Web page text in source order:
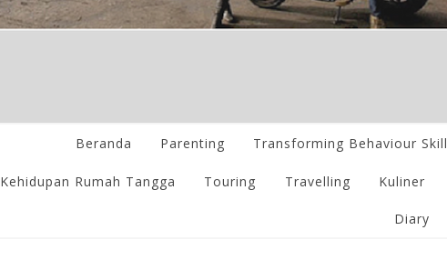
Beranda Parenting Transforming Behaviour Skill
Kehidupan Rumah Tangga Touring Travelling Kuliner
Diary